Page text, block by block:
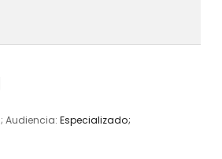
; Audiencia: Especializado;